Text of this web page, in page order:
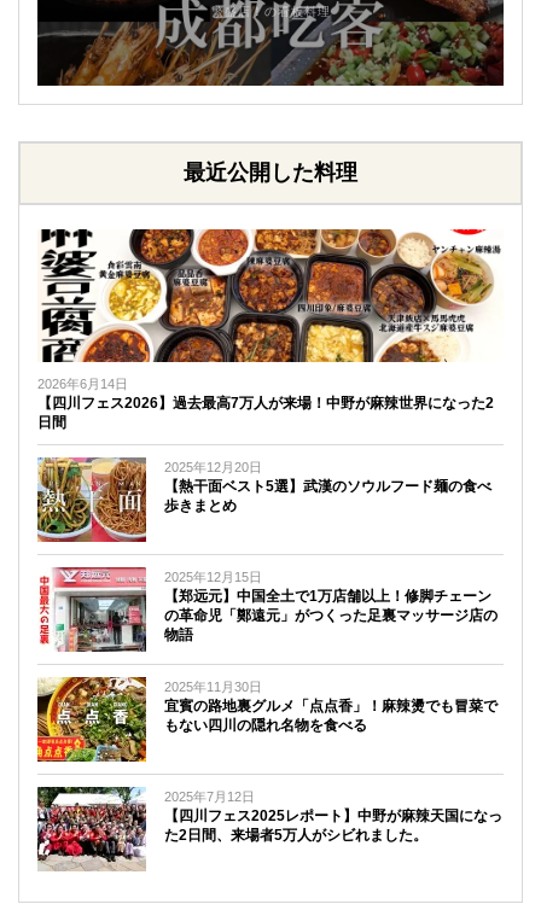
繁盛店！の看板料理
最近公開した料理
2026年6月14日
【四川フェス2026】過去最高7万人が来場！中野が麻辣世界になった2
日間
2025年12月20日
【熱干面ベスト5選】武漢のソウルフード麺の食べ
歩きまとめ
2025年12月15日
【郑远元】中国全土で1万店舗以上！修脚チェーン
の革命児「鄭遠元」がつくった足裏マッサージ店の
物語
2025年11月30日
宜賓の路地裏グルメ「点点香」！麻辣燙でも冒菜で
もない四川の隠れ名物を食べる
2025年7月12日
【四川フェス2025レポート】中野が麻辣天国になっ
た2日間、来場者5万人がシビれました。